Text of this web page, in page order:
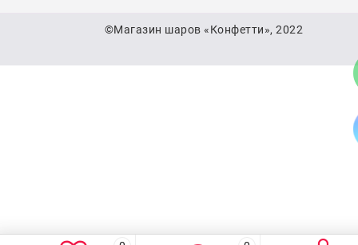
©Магазин шаров «Конфетти», 2022